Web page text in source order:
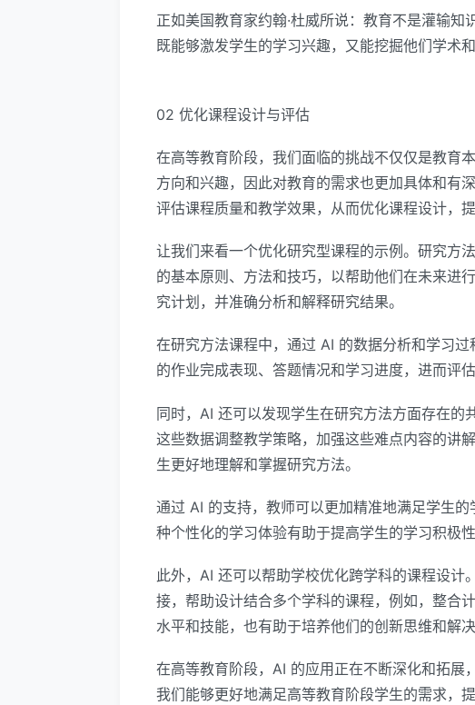
正如美国教育家约翰·杜威所说：教育不是灌输
既能够激发学生的学习兴趣，又能挖掘他们学术
02 优化课程设计与评估
在高等教育阶段，我们面临的挑战不仅仅是教育
方向和兴趣，因此对教育的需求也更加具体和有
评估课程质量和教学效果，从而优化课程设计，提
让我们来看一个优化研究型课程的示例。研究方
的基本原则、方法和技巧，以帮助他们在未来进
究计划，并准确分析和解释研究结果。
在研究方法课程中，通过 AI 的数据分析和学习
的作业完成表现、答题情况和学习进度，进而评
同时，AI 还可以发现学生在研究方法方面存在
这些数据调整教学策略，加强这些难点内容的讲
生更好地理解和掌握研究方法。
通过 AI 的支持，教师可以更加精准地满足学生
种个性化的学习体验有助于提高学生的学习积极
此外，AI 还可以帮助学校优化跨学科的课程设
接，帮助设计结合多个学科的课程，例如，整合
水平和技能，也有助于培养他们的创新思维和解决
在高等教育阶段，AI 的应用正在不断深化和拓展
我们能够更好地满足高等教育阶段学生的需求，